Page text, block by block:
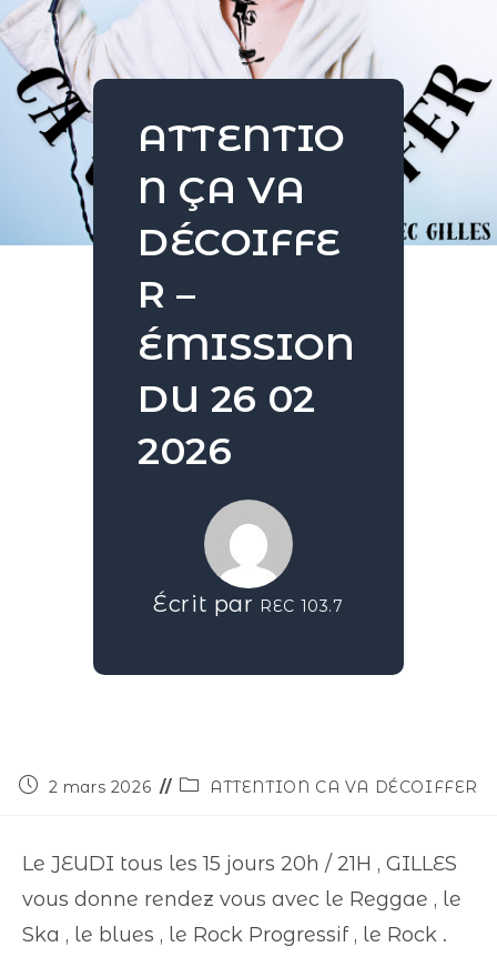
ATTENTIO
N ÇA VA
DÉCOIFFE
R –
ÉMISSION
DU 26 02
2026
Écrit par REC 103.7
2 mars 2026 ATTENTION CA VA DÉCOIFFER
Le JEUDI tous les 15 jours 20h / 21H , GILLES
vous donne rendez vous avec le Reggae , le
Ska , le blues , le Rock Progressif , le Rock .